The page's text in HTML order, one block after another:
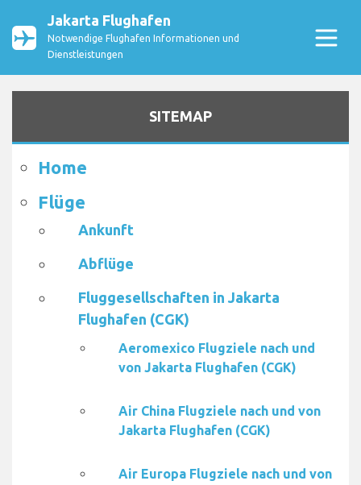
Jakarta Flughafen
Notwendige Flughafen Informationen und
Dienstleistungen
SITEMAP
Home
Flüge
Ankunft
Abflüge
Fluggesellschaften in Jakarta
Flughafen (CGK)
Aeromexico Flugziele nach und
von Jakarta Flughafen (CGK)
Air China Flugziele nach und von
Jakarta Flughafen (CGK)
Air Europa Flugziele nach und von